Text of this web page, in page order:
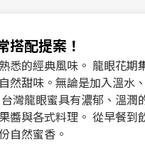
配提案！
悉的經典風味。 龍眼花期
然甜味。無論是加入溫水
灣龍眼蜜具有濃郁、溫
醬與各式料理。 從早餐
自然蜜香。